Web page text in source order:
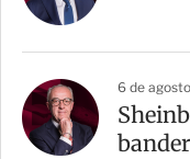
6 de